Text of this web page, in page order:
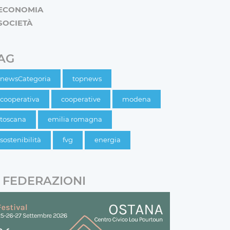
newsCategoria topnews
cooperativa cooperative modena
toscana emilia romagna
sostenibilità fvg energia
FEDERAZIONI